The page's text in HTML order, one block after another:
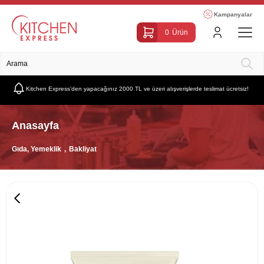
Kampanyalar
0 Ürün
Kitchen Express’den yapacağınız 2000 TL ve üzeri alışverişlerde teslimat ücretsiz!
Anasayfa
Gıda, Yemeklik Bakliyat